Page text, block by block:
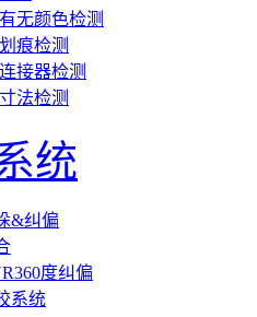
无颜色检测
痕检测
接器检测
法检测
统
&纠偏
度纠偏
系统